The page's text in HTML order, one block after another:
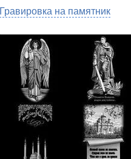
Гравировка на памятник